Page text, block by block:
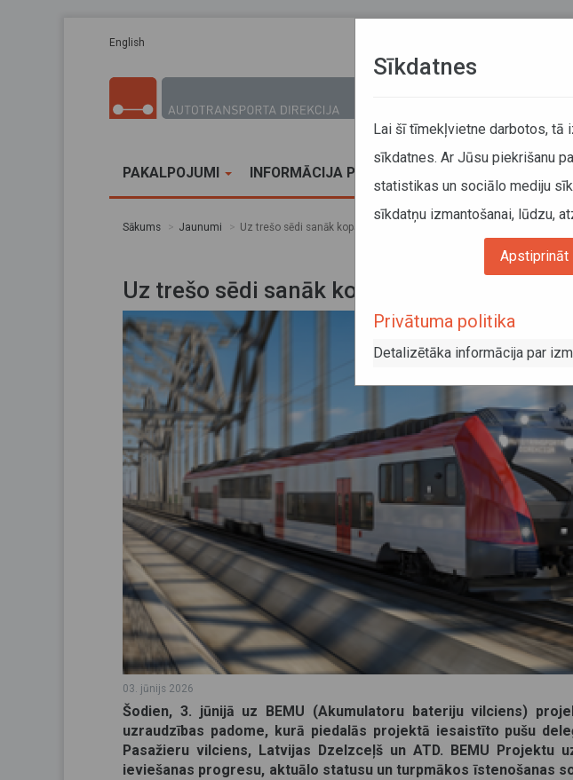
English
PAKALPOJUMI INFORMĀCIJA PĀRVADĀTĀJIEM
Sākums Jaunumi Uz trešo sēdi sanāk kopā BEMU Projektu uzraudzības padome
Uz trešo sēdi sanāk kopā BEMU Projektu
03. jūnijs 2026
Šodien, 3. jūnijā uz BEMU (Akumulatoru bateriju vilciens)
uzraudzības padome, kurā piedalās projektā iesaistīto pušu
Pasažieru vilciens, Latvijas Dzelzceļš un ATD. BEMU Projektu
ieviešanas progresu, aktuālo statusu un turpmākos īstenošanas
Sīkdatnes
Lai šī tīmekļvietne darbotos, tā
sīkdatnes. Ar Jūsu piekrišanu
statistikas un sociālo mediju
sīkdatņu izmantošanai, lūdzu,
Apstiprināt
Privātuma politika
Detalizētāka informācija par